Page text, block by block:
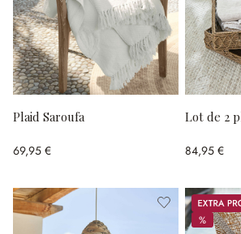
Plaid Saroufa
69,95 €
Lot de 2
84,95 €
Promos
%
%